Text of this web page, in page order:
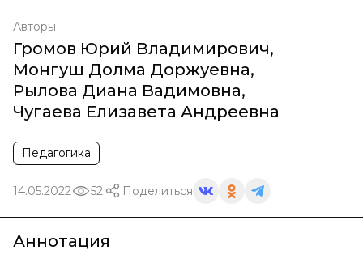
Авторы
Громов Юрий Владимирович,
Монгуш Долма Доржуевна,
Рылова Диана Вадимовна,
Чугаева Елизавета Андреевна
Педагогика
14.05.2022 52 Поделиться
Аннотация